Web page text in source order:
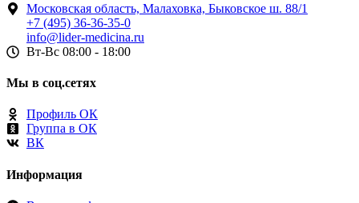
Московская область, Малаховка, Быковское ш. 88/1
+7 (495) 36-36-35-0
info@lider-medicina.ru
Вт-Вс 08:00 - 18:00
Мы в соц.сетях
Профиль ОК
Группа в ОК
ВК
Информация